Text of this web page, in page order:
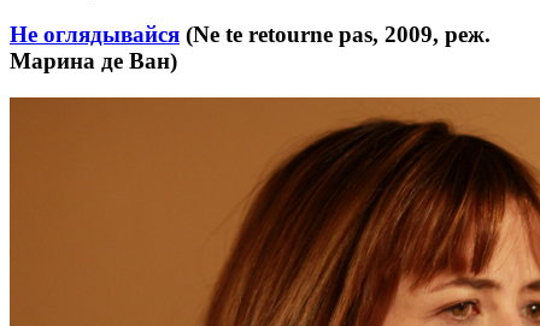
Не оглядывайся (Ne te retourne pas, 2009, реж.
Марина де Ван)